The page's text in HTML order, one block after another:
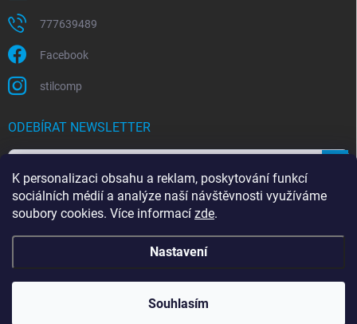
K personalizaci obsahu a reklam, poskytování funkcí
sociálních médií a analýze naší návštěvnosti využíváme
soubory cookies. Více informací zde.
Nastavení
Souhlasím
777639489
Facebook
stilcomp
ODEBÍRAT NEWSLETTER
Souhlasím spodmínkami ochrany osobních údajů
Copyright 2026StilComp.cz. Všechna práva vyhrazena.Upravit nastavení
cookies